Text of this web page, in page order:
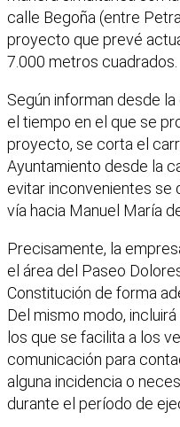
calle Begoña (entre
proyecto que prevé
7.000 metros cuadrados.
Según informan desde
el tiempo en el que se
proyecto, se corta el
Ayuntamiento desde la
evitar inconvenientes se
vía hacia Manuel María
Precisamente, la
el área del Paseo
Constitución de forma
Del mismo modo,
los que se facilita a los
comunicación para
alguna incidencia o
durante el período de